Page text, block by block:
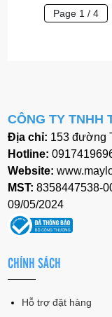
Page 1 / 4
CÔNG TY TNHH
Địa chỉ: 153 đường
Hotline:
Website:
MST: 8358447538-
09/05/2024
CHÍNH SÁCH
Hỗ trợ đặt hàng